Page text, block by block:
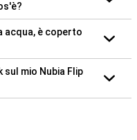
acqua, è coperto
mio Nubia Flip